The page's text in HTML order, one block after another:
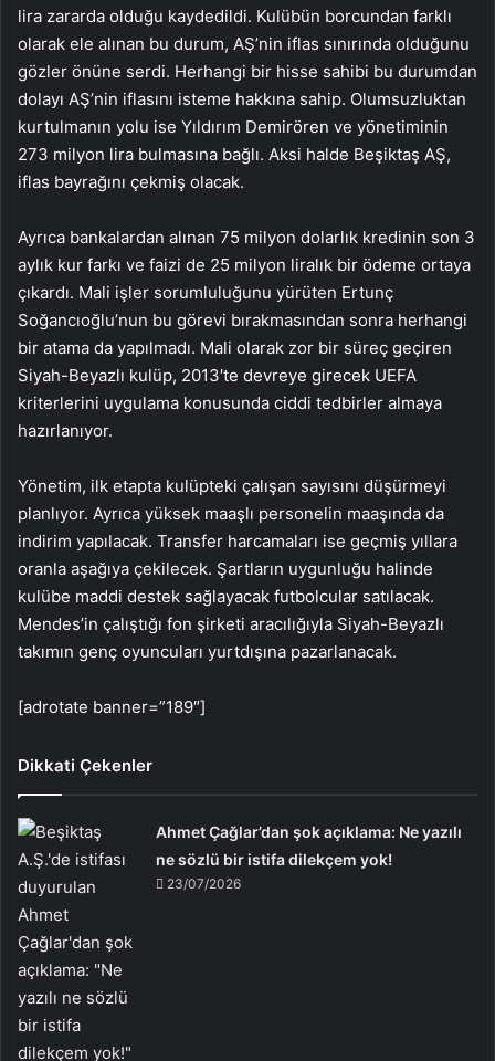
lira zararda olduğu kaydedildi. Kulübün borcundan farklı
olarak ele alınan bu durum, AŞ’nin iflas sınırında olduğunu
gözler önüne serdi. Herhangi bir hisse sahibi bu durumdan
dolayı AŞ’nin iflasını isteme hakkına sahip. Olumsuzluktan
kurtulmanın yolu ise Yıldırım Demirören ve yönetiminin
273 milyon lira bulmasına bağlı. Aksi halde Beşiktaş AŞ,
iflas bayrağını çekmiş olacak.
Ayrıca bankalardan alınan 75 milyon dolarlık kredinin son 3
aylık kur farkı ve faizi de 25 milyon liralık bir ödeme ortaya
çıkardı. Mali işler sorumluluğunu yürüten Ertunç
Soğancıoğlu’nun bu görevi bırakmasından sonra herhangi
bir atama da yapılmadı. Mali olarak zor bir süreç geçiren
Siyah-Beyazlı kulüp, 2013′te devreye girecek UEFA
kriterlerini uygulama konusunda ciddi tedbirler almaya
hazırlanıyor.
Yönetim, ilk etapta kulüpteki çalışan sayısını düşürmeyi
planlıyor. Ayrıca yüksek maaşlı personelin maaşında da
indirim yapılacak. Transfer harcamaları ise geçmiş yıllara
oranla aşağıya çekilecek. Şartların uygunluğu halinde
kulübe maddi destek sağlayacak futbolcular satılacak.
Mendes’in çalıştığı fon şirketi aracılığıyla Siyah-Beyazlı
takımın genç oyuncuları yurtdışına pazarlanacak.
[adrotate banner=”189″]
Dikkati Çekenler
Ahmet Çağlar’dan şok açıklama: Ne yazılı
ne sözlü bir istifa dilekçem yok!
23/07/2026